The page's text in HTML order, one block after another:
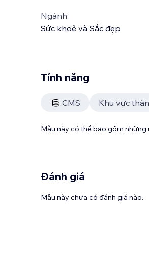
Ngành:
Sức khoẻ và Sắc đẹp
Tính năng
CMS Khu vực
Mẫu này có thể bao gồm
Đánh giá
Mẫu này chưa có đánh giá nào.